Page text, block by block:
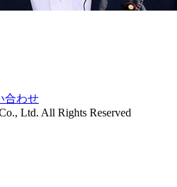
合わせ
Ltd. All Rights Reserved